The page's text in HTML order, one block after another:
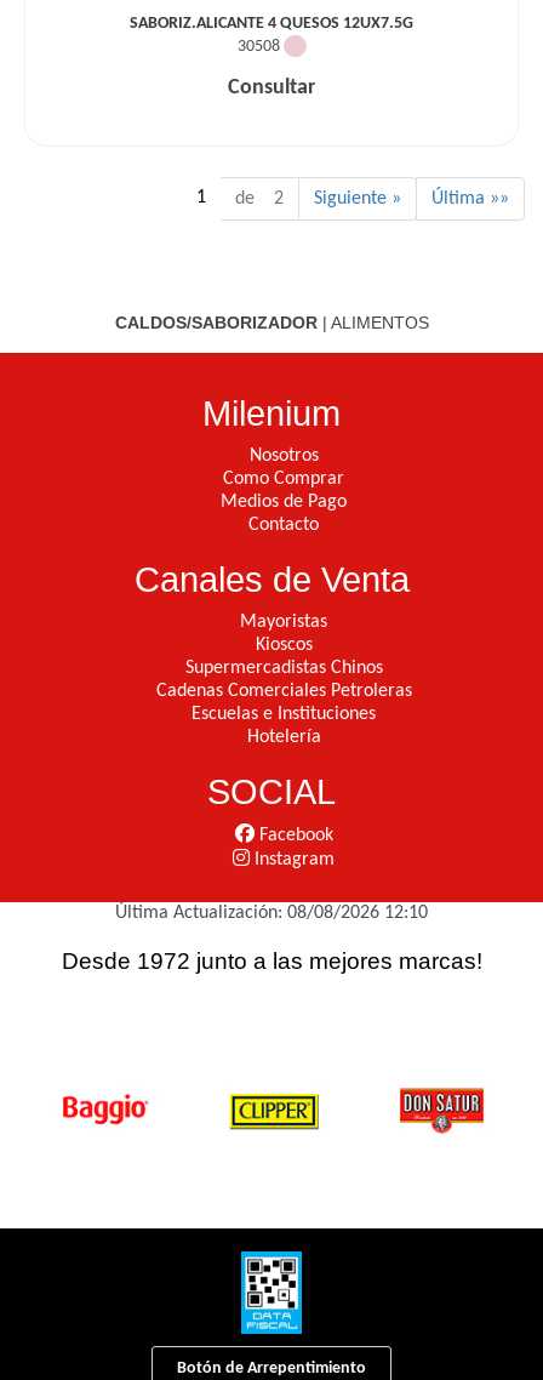
SABORIZ.ALICANTE 4 QUESOS 12UX7.5G
30508
Consultar
1 de 2 Siguiente » Última »»
CALDOS/SABORIZADOR| ALIMENTOS
Milenium
Nosotros
Como Comprar
Medios de Pago
Contacto
Canales de Venta
Mayoristas
Kioscos
Supermercadistas Chinos
Cadenas Comerciales Petroleras
Escuelas e Instituciones
Hotelería
SOCIAL
Facebook
Instagram
Última Actualización: 08/08/2026 12:10
Desde 1972 junto a las mejores marcas!
Botón de Arrepentimiento